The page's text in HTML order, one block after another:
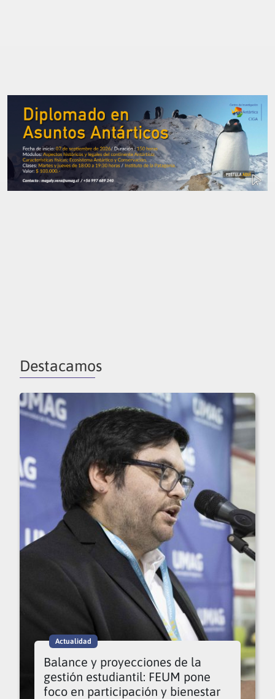
Destacamos
Actualidad
Balance y proyecciones de la
gestión estudiantil: FEUM pone
foco en participación y bienestar